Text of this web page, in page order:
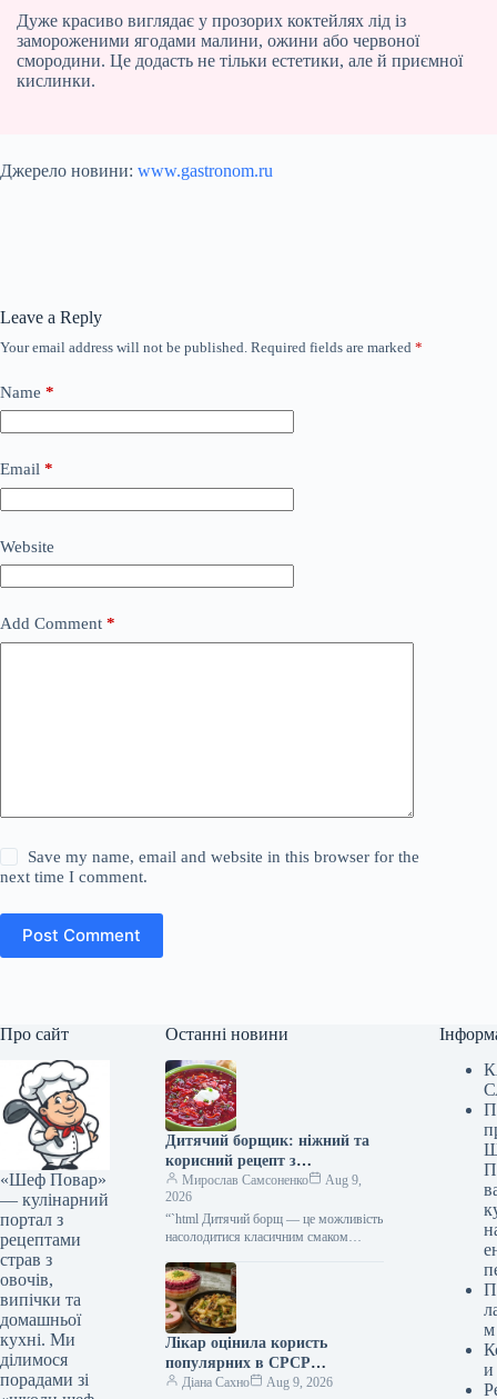
Дуже красиво виглядає у прозорих коктейлях лід із
замороженими ягодами малини, ожини або червоної
смородини. Це додасть не тільки естетики, але й приємної
кислинки.
Джерело новини: www.gastronom.ru
Leave a Reply
Your email address will not be published. Required fields are marked *
Name *
Email *
Website
Add Comment *
Save my name, email and website in this browser for the
next time I comment.
Post Comment
Про сайт
«Шеф Повар»
— кулінарний
портал з
рецептами
страв з
овочів,
випічки та
домашньої
кухні. Ми
ділимося
порадами зі
Останні новини
Дитячий борщик: ніжний та
корисний рецепт з
покроковими фото
Мирослав Самсоненко
Aug 9,
2026
“`html Дитячий борщ — це можливість
насолодитися класичним смаком
для чутливого шлунка. Ми
прибираємо гострі…
Лікар оцінила користь
популярних в СРСР
гастрономічних поєднань
Діана Сахно
Aug 9, 2026
м
и